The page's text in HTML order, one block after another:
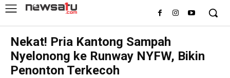
Nekat! Pria Kantong Sampah
Nyelonong ke Runway NYFW, Bikin
Penonton Terkecoh